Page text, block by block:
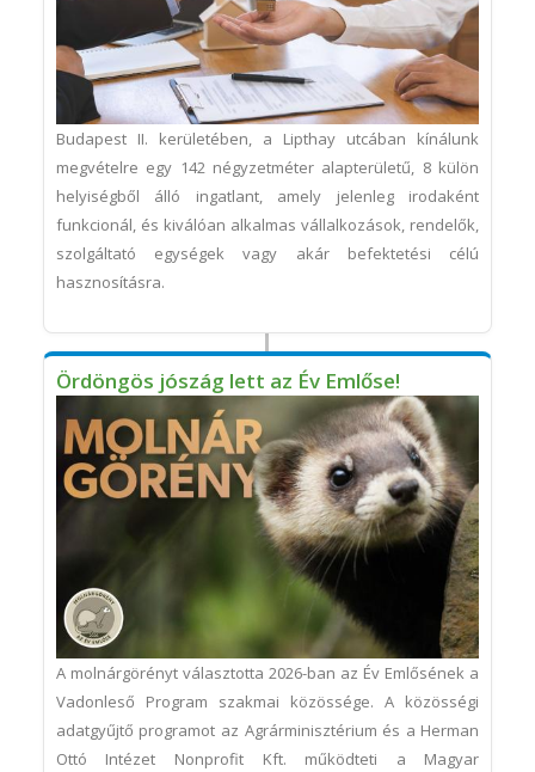
Budapest II. kerületében, a Lipthay utcában kínálunk
megvételre egy 142 négyzetméter alapterületű, 8 külön
helyiségből álló ingatlant, amely jelenleg irodaként
funkcionál, és kiválóan alkalmas vállalkozások, rendelők,
szolgáltató egységek vagy akár befektetési célú
hasznosításra.
Ördöngös jószág lett az Év Emlőse!
A molnárgörényt választotta 2026-ban az Év Emlősének a
Vadonleső Program szakmai közössége. A közösségi
adatgyűjtő programot az Agrárminisztérium és a Herman
Ottó Intézet Nonprofit Kft. működteti a Magyar